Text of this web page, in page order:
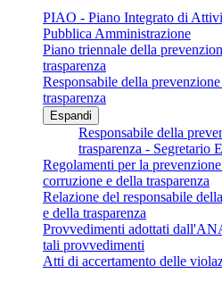
PIAO - Piano Integrato di
Pubblica Amministrazione
Piano triennale della
trasparenza
Responsabile della
trasparenza
Espandi
Responsabile della
trasparenza - Segretario
Regolamenti per la
corruzione e della trasparenza
Relazione del responsabile
e della trasparenza
Provvedimenti adottati
tali provvedimenti
Atti di accertamento delle